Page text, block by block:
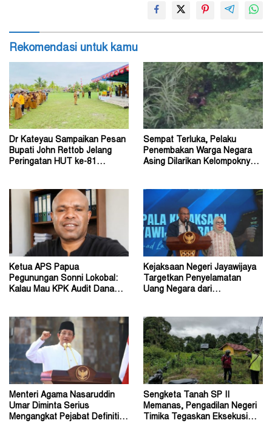
Rekomendasi untuk kamu
Dr Kateyau Sampaikan Pesan
Bupati John Rettob Jelang
Peringatan HUT ke-81
Sempat Terluka, Pelaku
Penembakan Warga Negara
Asing Dilarikan Kelompoknya
Ketua APS Papua
Pegunungan Sonni Lokobal:
Kalau Mau KPK Audit Dana
Kejaksaan Negeri Jayawijaya
Targetkan Penyelamatan
Uang Negara dari
Menteri Agama Nasaruddin
Umar Diminta Serius
Mengangkat Pejabat Definitif
Sengketa Tanah SP II
Memanas, Pengadilan Negeri
Timika Tegaskan Eksekusi